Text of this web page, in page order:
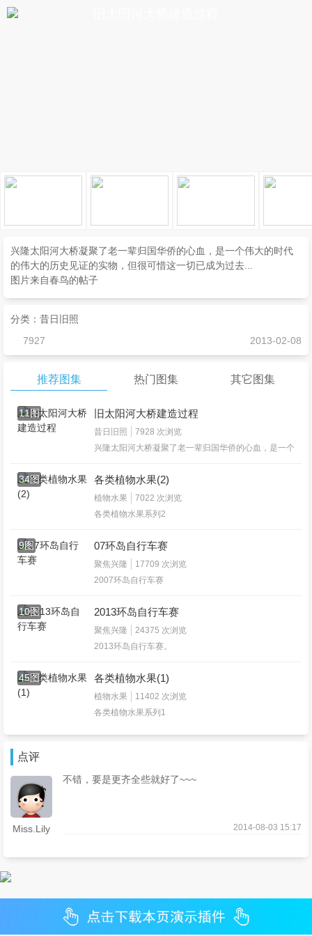
兴隆太阳河大桥凝聚了老一辈归国华侨的心血，是一个伟大的时代
的伟大的历史见证的实物，但很可惜这一切已成为过去...
图片来自春鸟的帖子
分类：昔日旧照
7927
2013-02-08
推荐图集 热门图集 其它图集
11图 旧太阳河大桥建造过程
昔日旧照
7928 次浏览
兴隆太阳河大桥凝聚了老一辈归国华侨的心血，是一个
34图 各类植物水果(2)
植物水果
7022 次浏览
各类植物水果系列2
9图 07环岛自行车赛
聚焦兴隆
17709 次浏览
2007环岛自行车赛
10图 2013环岛自行车赛
聚焦兴隆
24375 次浏览
2013环岛自行车赛。
45图 各类植物水果(1)
植物水果
11402 次浏览
各类植物水果系列1
点评
Miss.Lily
不错，要是更齐全些就好了~~~
2014-08-03 15:17